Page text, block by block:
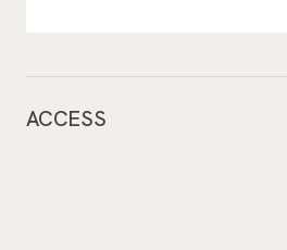
ACCESS